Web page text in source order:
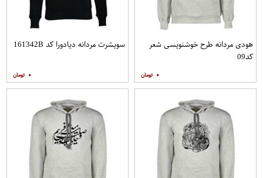
هودی مردانه طرح خوشنویسی شعر
کد09
۰
سویشرت مردانه دیادورا کد 161342B
۰